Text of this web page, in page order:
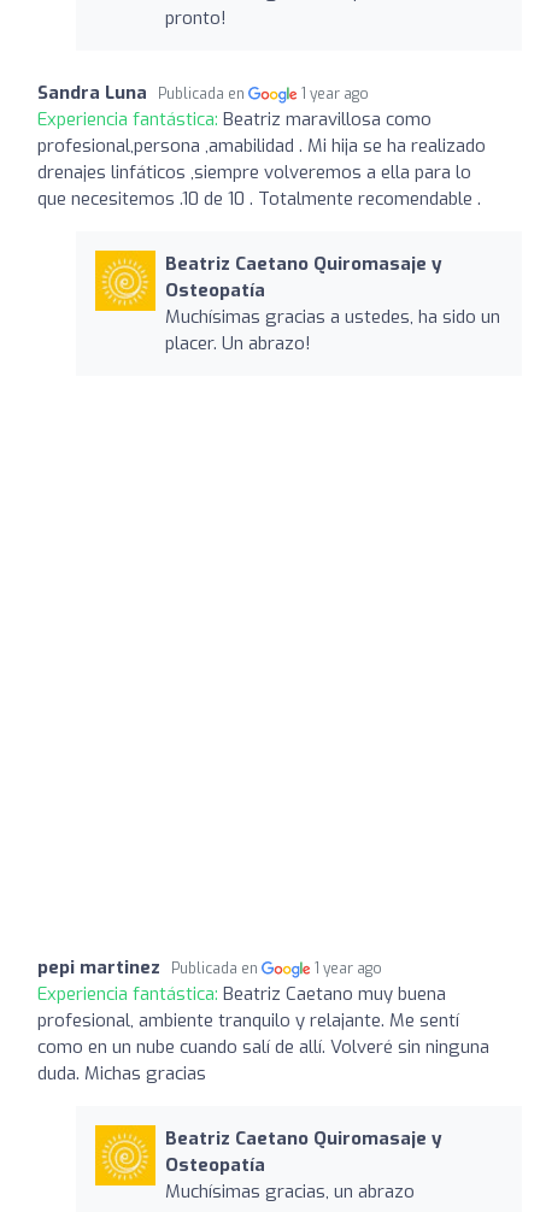
pronto!
Sandra Luna Publicada en 1 year ago
Experiencia fantástica: Beatriz maravillosa como
profesional,persona ,amabilidad . Mi hija se ha realizado
drenajes linfáticos ,siempre volveremos a ella para lo
que necesitemos .10 de 10 . Totalmente recomendable .
Beatriz Caetano Quiromasaje y
Osteopatía
Muchísimas gracias a ustedes, ha sido un
placer. Un abrazo!
pepi martinez Publicada en 1 year ago
Experiencia fantástica: Beatriz Caetano muy buena
profesional, ambiente tranquilo y relajante. Me sentí
como en un nube cuando salí de allí. Volveré sin ninguna
duda. Michas gracias
Beatriz Caetano Quiromasaje y
Osteopatía
Muchísimas gracias, un abrazo